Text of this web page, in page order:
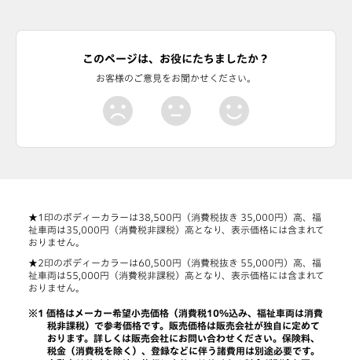
このページは、お役にたちましたか？
お客様のご意見をお聞かせください。
★1印のボディーカラーは38,500円（消費税抜き 35,000円）高、福
祉車両は35,000円（消費税非課税）高となり、表示価格には含まれて
おりません。
★2印のボディーカラーは60,500円（消費税抜き 55,000円）高、福
祉車両は55,000円（消費税非課税）高となり、表示価格には含まれて
おりません。
価格はメーカー希望小売価格（消費税10%込み、福祉車両は消費
税非課税）で参考価格です。販売価格は販売会社が独自に定めて
おります。詳しくは販売会社にお問い合わせください。保険料、
税金（消費税を除く）、登録などに伴う諸費用は別途必要です。